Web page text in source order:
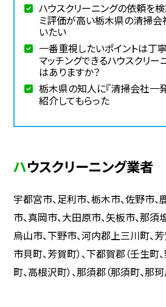
ハウスクリーニングの依頼を
ミ評価が高い栃木県の清掃会
いたい
一番重視したいポイントは丁
マッチングできるハウスクリ
はありますか？
栃木県の知人に『清掃会社一
紹介してもらった
ハウスクリーニング業
宇都宮市、足利市、栃木市、佐野市、
市、真岡市、大田原市、矢板市、那須
烏山市、下野市、河内郡上三川町、芳
市貝町、芳賀町）、下都賀郡（壬生町
町、高根沢町）、那須郡（那須町、那珂